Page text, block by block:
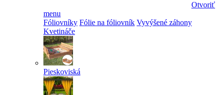
Otvoriť
menu
Fóliovníky Fólie na fóliovník Vyvýšené záhony
Kvetináče
Pieskoviská